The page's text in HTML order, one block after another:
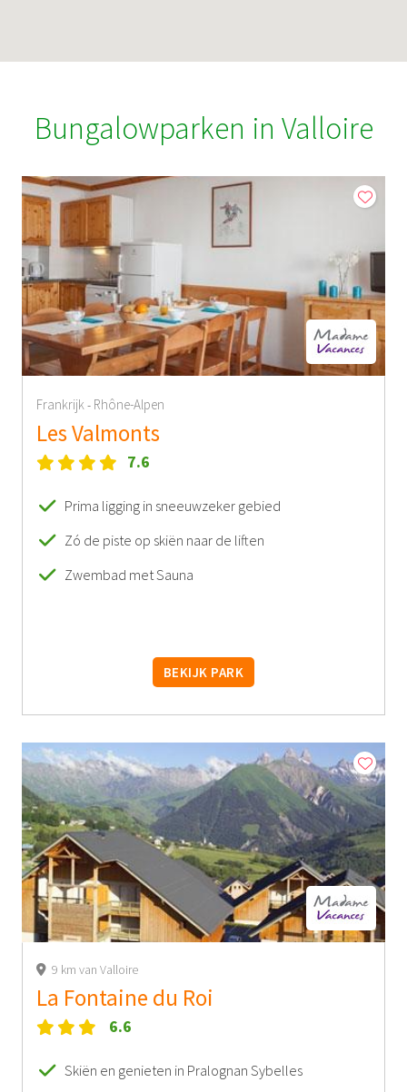
Bungalowparken in Valloire
Frankrijk- Rhône-Alpen
Les Valmonts
7.6
Prima ligging in sneeuwzeker gebied
Zó de piste op skiën naar de liften
Zwembad met Sauna
BEKIJK PARK
9 km van Valloire
La Fontaine du Roi
6.6
Skiën en genieten in Pralognan Sybelles